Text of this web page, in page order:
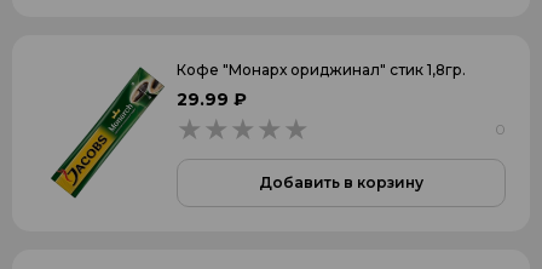
Кофе "Монарх ориджинал" стик 1,8гр.
29.99 ₽
0
Добавить в корзину